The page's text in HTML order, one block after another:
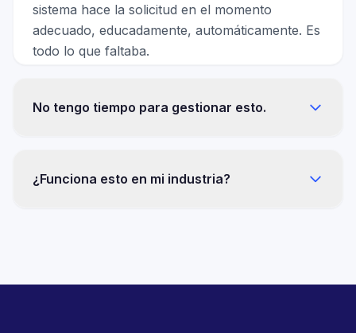
sistema hace la solicitud en el momento
adecuado, educadamente, automáticamente. Es
todo lo que faltaba.
No tengo tiempo para gestionar esto.
respuestas a las reseñas incluidas.
¿Funciona esto en mi industria?